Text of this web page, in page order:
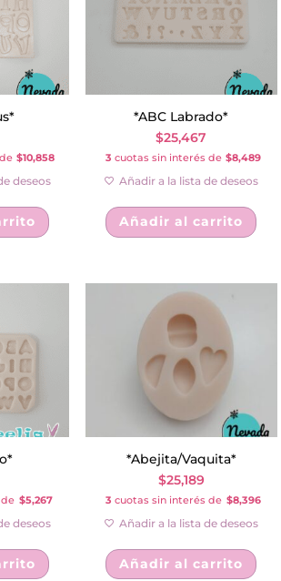
$10,858
deseos
*ABC Labrado*
$25,467
3 cuotas sin interés de $8,489
Añadir a la lista de deseos
Añadir al carrito
$5,267
deseos
*Abejita/Vaquita*
$25,189
3 cuotas sin interés de $8,396
Añadir a la lista de deseos
Añadir al carrito